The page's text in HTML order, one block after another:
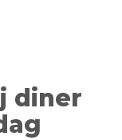
diner